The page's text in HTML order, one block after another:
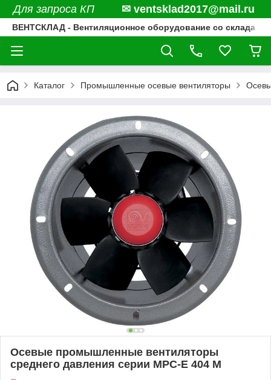
Для запроса КП ✉ ventsklad2017@mail.ru
ВЕНТСКЛАД - Вентиляционное оборудование со склада
Каталог Промышленные осевые вентиляторы
Осевые промышленные вентиляторы
среднего давления серии MPС-Е 404 M